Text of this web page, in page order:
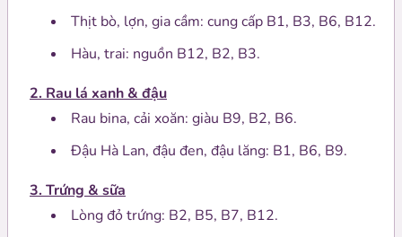
Thịt bò, lợn, gia cầm: cung cấp B1, B3, B6, B12.
Hàu, trai: nguồn B12, B2, B3.
2. Rau lá xanh & đậu
Rau bina, cải xoăn: giàu B9, B2, B6.
Đậu Hà Lan, đậu đen, đậu lăng: B1, B6, B9.
3. Trứng & sữa
Lòng đỏ trứng: B2, B5, B7, B12.